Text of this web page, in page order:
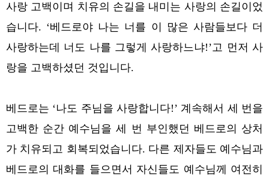
사랑 고백이며 치유의 손길을 내미는 사랑의 손길이었
습니다. ‘베드로야 나는 너를 이 많은 사람들보다 더
사랑하는데 너도 나를 그렇게 사랑하느냐!’고 먼저 사
랑을 고백하셨던 것입니다.
베드로는 ‘나도 주님을 사랑합니다!’ 계속해서 세 번을
고백한 순간 예수님을 세 번 부인했던 베드로의 상처
가 치유되고 회복되었습니다. 다른 제자들도 예수님과
베드로의 대화를 들으면서 자신들도 예수님께 여전히